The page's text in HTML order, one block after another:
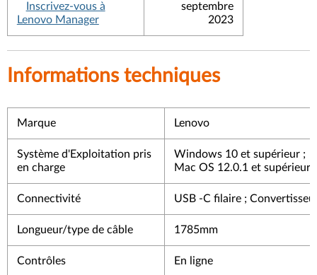
Inscrivez-vous à
Lenovo Manager
septembre
2023
Informations techniques
Marque Lenovo
Système d'Exploitation pris
en charge
Windows 10 et supérieur ;
Mac OS 12.0.1 et supérieur
Connectivité USB -C filaire ;
Longueur/type de câble 1785mm
Contrôles En ligne